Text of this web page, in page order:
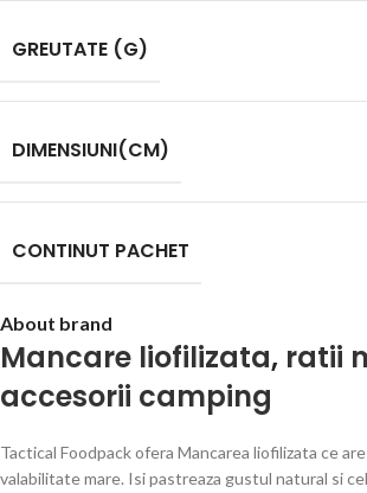
GREUTATE (G)
DIMENSIUNI(CM)
CONTINUT PACHET
About brand
Mancare liofilizata, ratii
accesorii camping
Tactical Foodpack ofera Mancarea liofilizata ce
valabilitate mare. Isi pastreaza gustul natural si